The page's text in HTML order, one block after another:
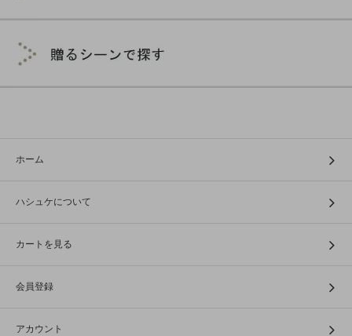
ホーム
ハシュケについて
カートを見る
会員登録
アカウント